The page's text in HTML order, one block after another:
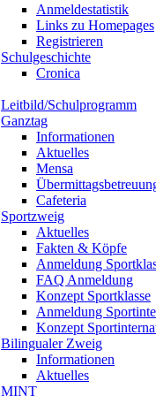
Anmeldestatistik
Links zu Homepages
Registrieren
Schulgeschichte
Cronica
Leitbild/Schulprogramm
Ganztag
Informationen
Aktuelles
Mensa
Cafeteria
Sportzweig
Aktuelles
Fakten & Köpfe
Anmeldung
FAQ Anmeldung
Konzept Sportklasse
Anmeldung
Konzept
Bilingualer Zweig
Informationen
Aktuelles
MINT